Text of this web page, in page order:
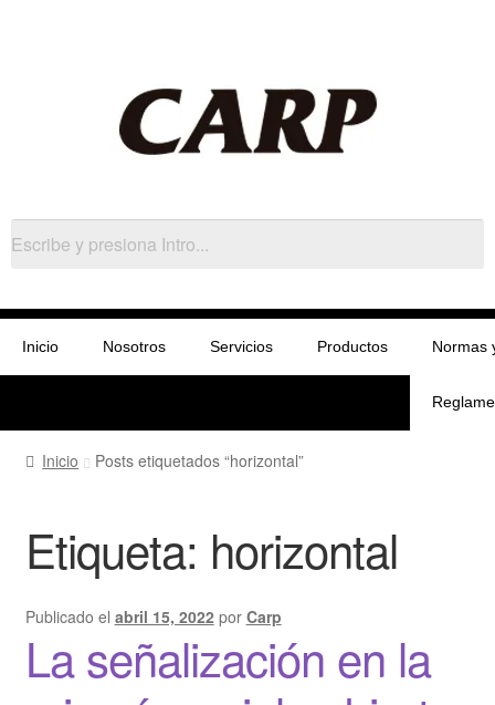
Inicio Nosotros Servicios Productos Normas
Inicio Posts etiquetados “horizontal”
Etiqueta: horizontal
Publicado el abril 15, 2022 por Carp
La señalización en la